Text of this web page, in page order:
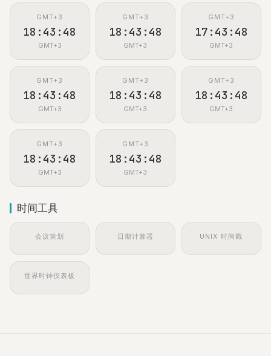
GMT+3
18:43:49
GMT+3
GMT+3
18:43:49
GMT+3
GMT+3
17:43:49
GMT+3
GMT+3
18:43:49
GMT+3
GMT+3
18:43:49
GMT+3
GMT+3
18:43:49
GMT+3
GMT+3
18:43:49
GMT+3
GMT+3
18:43:49
GMT+3
时间工具
会议策划 日期计算器 UNIX 时间戳
世界时钟仪表板